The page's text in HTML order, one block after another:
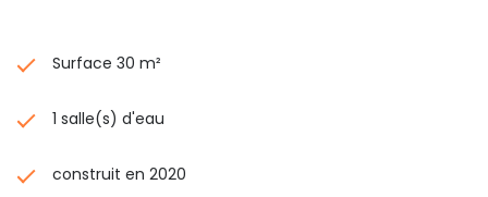
Surface 30 m²
1 salle(s) d'eau
construit en 2020